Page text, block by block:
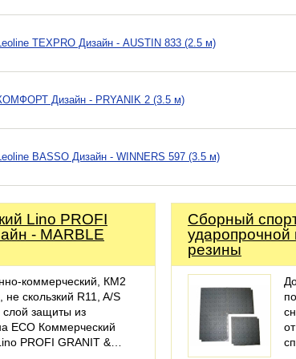
TEXPRO Дизайн - AUSTIN 833 (2.5 м)
Дизайн - PRYANIK 2 (3.5 м)
BASSO Дизайн - WINNERS 597 (3.5 м)
Lino PROFI
- MARBLE
коммерческий, КМ2
не скользкий R11, A/S
слой защиты из
ECO Коммерческий
PROFI GRANIT &…
Сборный
ударопрочной
резины